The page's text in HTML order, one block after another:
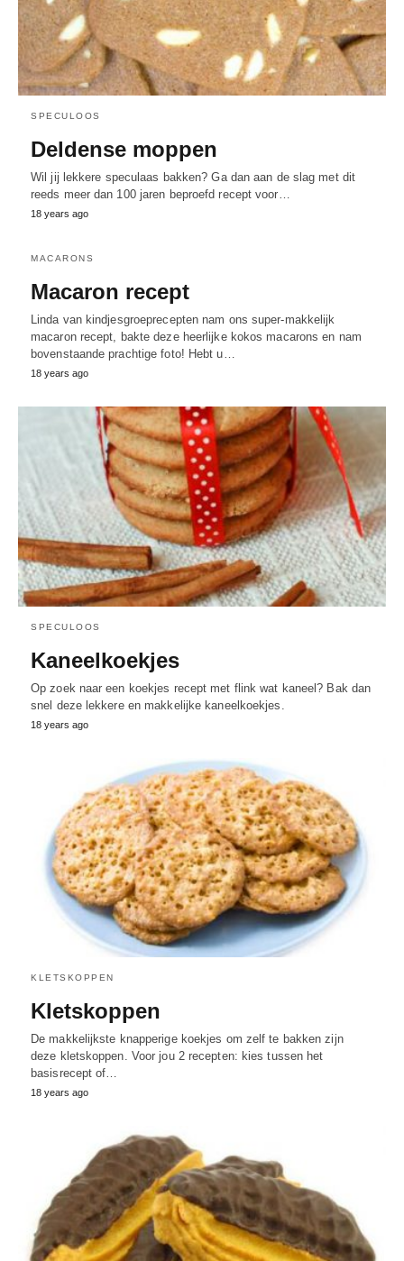
SPECULOOS
Deldense moppen
Wil jij lekkere speculaas bakken? Ga dan aan de slag met dit
reeds meer dan 100 jaren beproefd recept voor…
18 years ago
MACARONS
Macaron recept
Linda van kindjesgroeprecepten nam ons super-makkelijk
macaron recept, bakte deze heerlijke kokos macarons en nam
bovenstaande prachtige foto! Hebt u…
18 years ago
SPECULOOS
Kaneelkoekjes
Op zoek naar een koekjes recept met flink wat kaneel? Bak dan
snel deze lekkere en makkelijke kaneelkoekjes.
18 years ago
KLETSKOPPEN
Kletskoppen
De makkelijkste knapperige koekjes om zelf te bakken zijn
deze kletskoppen. Voor jou 2 recepten: kies tussen het
basisrecept of…
18 years ago